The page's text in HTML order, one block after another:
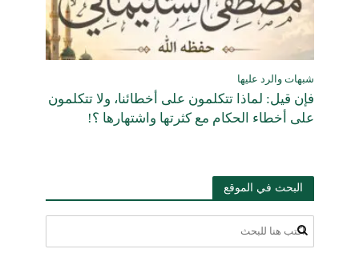
شبهات والرد عليها
فإن قيل: لماذا تتكلمون على أخطائنا، ولا تتكلمون
على أخطاء الحكام مع كثرتها واشتهارها ؟!
البحث في الموقع